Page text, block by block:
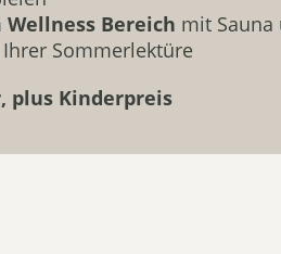
Bereich mit Sauna
Sommerlektüre
plus Kinderpreis